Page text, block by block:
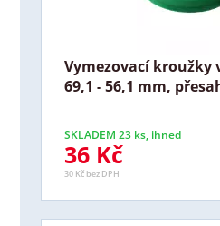
Vymezovací kroužky
69,1 - 56,1 mm,
SKLADEM 23 ks, ihned
36 Kč
30 Kč bez DPH